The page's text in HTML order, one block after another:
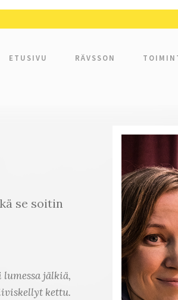
ETUSIVU RÄVSSON
se soitin
lumessa jälkiä,
kettu.